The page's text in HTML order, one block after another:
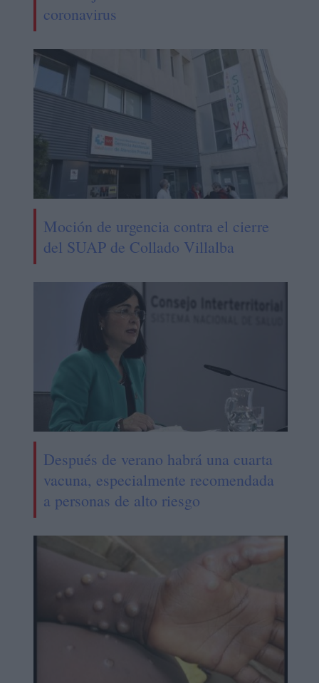
coronavirus
Moción de urgencia contra el cierre
del SUAP de Collado Villalba
Después de verano habrá una cuarta
vacuna, especialmente recomendada
a personas de alto riesgo